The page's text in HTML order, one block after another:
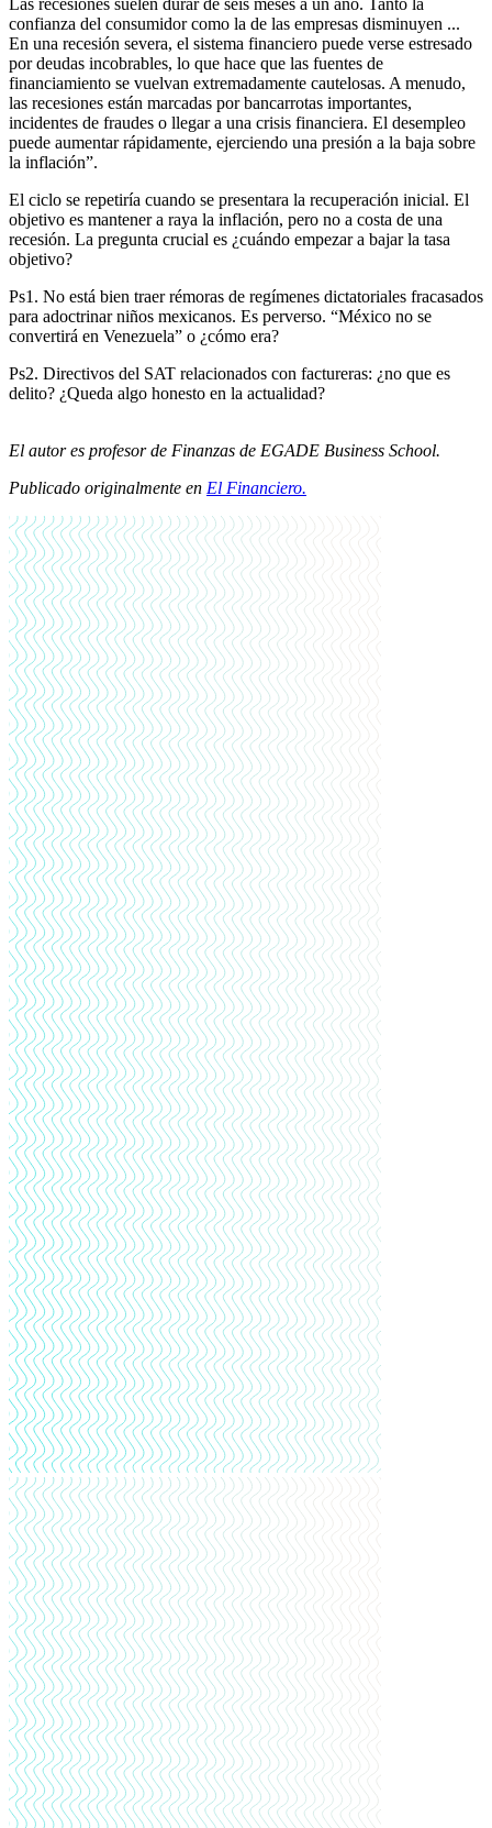
Las recesiones suelen durar de seis meses a un año. Tanto la
confianza del consumidor como la de las empresas disminuyen ...
En una recesión severa, el sistema financiero puede verse estresado
por deudas incobrables, lo que hace que las fuentes de
financiamiento se vuelvan extremadamente cautelosas. A menudo,
las recesiones están marcadas por bancarrotas importantes,
incidentes de fraudes o llegar a una crisis financiera. El desempleo
puede aumentar rápidamente, ejerciendo una presión a la baja sobre
la inflación”.
El ciclo se repetiría cuando se presentara la recuperación inicial. El
objetivo es mantener a raya la inflación, pero no a costa de una
recesión. La pregunta crucial es ¿cuándo empezar a bajar la tasa
objetivo?
Ps1. No está bien traer rémoras de regímenes dictatoriales fracasados
para adoctrinar niños mexicanos. Es perverso. “México no se
convertirá en Venezuela” o ¿cómo era?
Ps2. Directivos del SAT relacionados con factureras: ¿no que es
delito? ¿Queda algo honesto en la actualidad?
El autor es profesor de Finanzas de EGADE Business School.
Publicado originalmente en El Financiero.